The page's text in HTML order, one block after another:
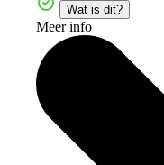
Wat is dit?
Meer info